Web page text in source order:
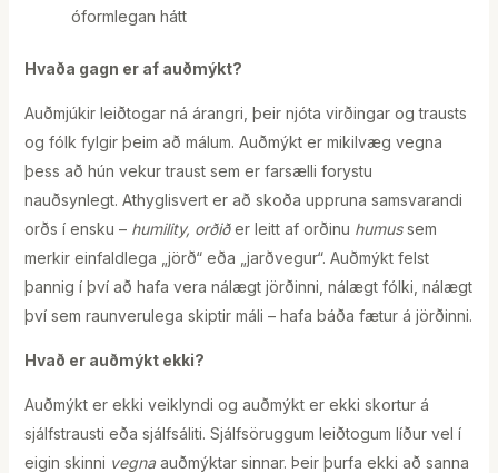
óformlegan hátt
Hvaða gagn er af auðmýkt?
Auðmjúkir leiðtogar ná árangri, þeir njóta virðingar og trausts
og fólk fylgir þeim að málum. Auðmýkt er mikilvæg vegna
þess að hún vekur traust sem er farsælli forystu
nauðsynlegt. Athyglisvert er að skoða uppruna samsvarandi
orðs í ensku – humility, orðiðer leitt af orðinu humussem
merkir einfaldlega „jörð“ eða „jarðvegur“. Auðmýkt felst
þannig í því að hafa vera nálægt jörðinni, nálægt fólki, nálægt
því sem raunverulega skiptir máli – hafa báða fætur á jörðinni.
Hvað er auðmýkt ekki?
Auðmýkt er ekki veiklyndi og auðmýkt er ekki skortur á
sjálfstrausti eða sjálfsáliti. Sjálfsöruggum leiðtogum líður vel í
eigin skinni vegnaauðmýktar sinnar. Þeir þurfa ekki að sanna